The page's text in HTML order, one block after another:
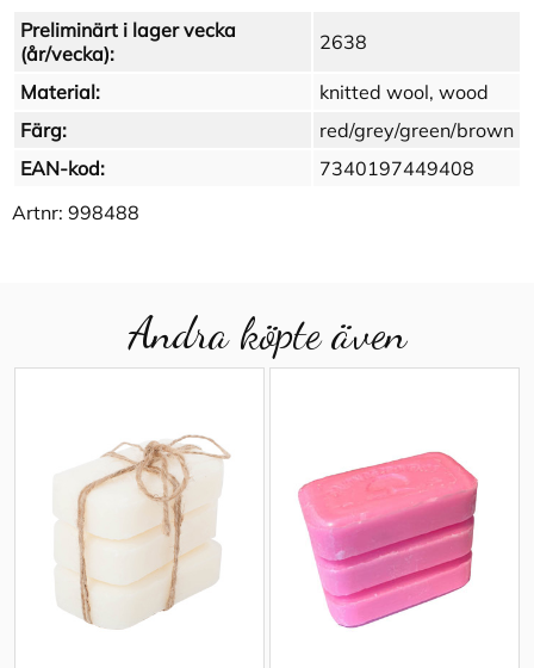
Preliminärt i lager vecka
(år/vecka):
2638
Material:
knitted wool, wood
Färg:
red/grey/green/brown
EAN-kod:
7340197449408
Artnr: 998488
Andra köpte även